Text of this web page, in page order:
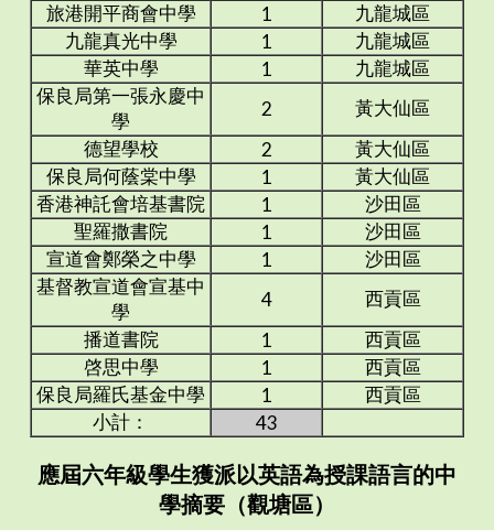
旅港開平商會中學
1
九龍城區
九龍真光中學
1
九龍城區
華英中學
1
九龍城區
保良局第一張永慶中
學
2
黃大仙區
德望學校
2
黃大仙區
保良局何蔭棠中學
1
黃大仙區
香港神託會培基書院
1
沙田區
聖羅撒書院
1
沙田區
宣道會鄭榮之中學
1
沙田區
基督教宣道會宣基中
學
4
西貢區
播道書院
1
西貢區
啓思中學
1
西貢區
保良局羅氏基金中學
1
西貢區
小計：
43
應屆六年級學生獲派以英語為授課語言的中
學摘要（觀塘區）